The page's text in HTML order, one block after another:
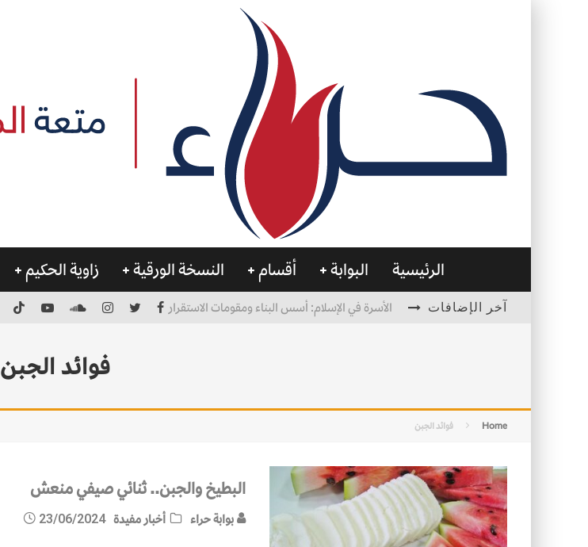
الرئيسية البوابة أقسام النسخة الورقية زاوية الحكيم
آخر الإضافات الأسرة في الإسلام: أسس البناء ومقومات الاستقرار
فوائد الجبن
Home فوائد الجبن
البطيخ والجبن.. ثنائي صيفي منعش
بوابة حراء أخبار مفيدة 23/06/2024